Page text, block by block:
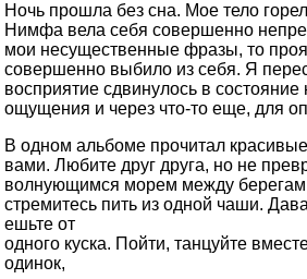
Ночь прошла без сна. Мое тело
Нимфа вела себя совершенно
мои несущественные фразы, то
совершенно выбило из себя. Я
восприятие сдвинулось в
ощущения и через что-то еще, для
В одном альбоме прочитал
вами. Любите друг друга, но не
волнующимся морем между
стремитесь пить из одной чаши.
ешьте от
одного куска. Пойти, танцуйте
одинок,